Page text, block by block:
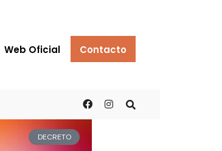
Web Oficial Contacto
DECRETO